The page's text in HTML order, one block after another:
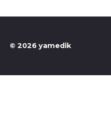
© 2026 yamedik